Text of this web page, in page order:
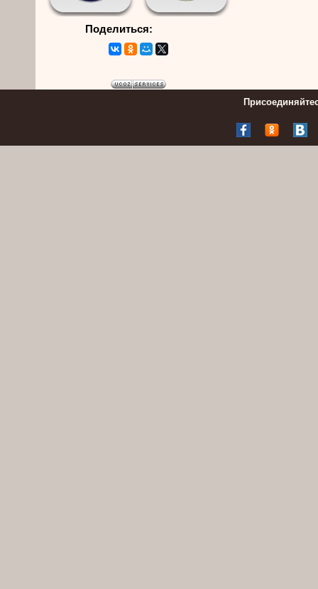
Поделиться: